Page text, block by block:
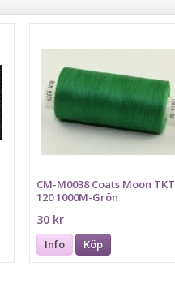
CM-M0038 Coats Moon TKT
120 1000M-Grön
30 kr
Info Köp